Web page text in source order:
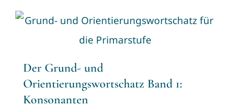
Der Grund- und
Orientierungswortschatz Band 1:
Konsonanten